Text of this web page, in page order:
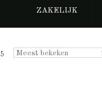
ZAKELIJK
5